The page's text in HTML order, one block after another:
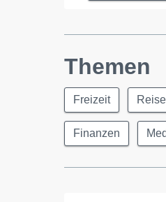
Themen
Freizeit Reise
Finanzen